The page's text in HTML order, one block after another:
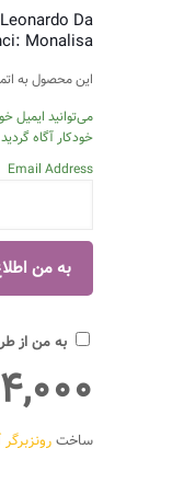
Da
Monalisa
این محصول به
می‌توانید ایمیل
خودکار آگاه
Email Address
به من از
ساخت